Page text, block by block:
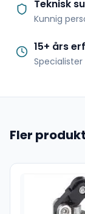
Teknisk
Kunnig
15+ års
Fler